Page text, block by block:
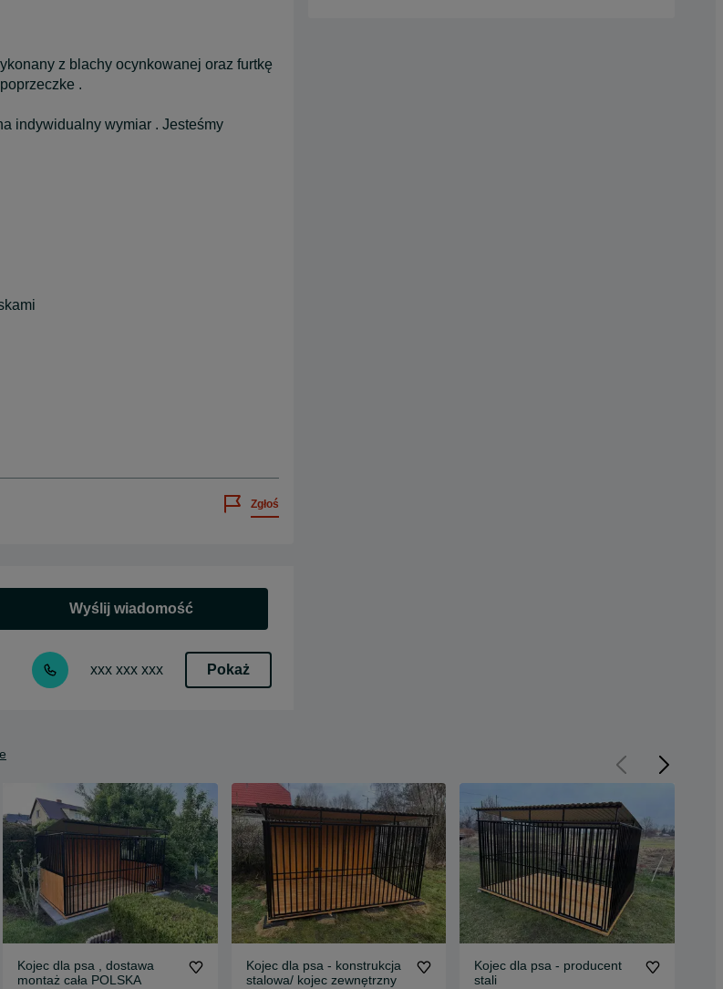
z blachy ocynkowanej oraz furtkę
.
indywidualny wymiar . Jesteśmy
Zgłoś
Wyślij wiadomość
xxx xxx xxx Pokaż
Kojec dla psa , dostawa
montaż cała POLSKA
Kojec dla psa - konstrukcja
stalowa/ kojec zewnętrzny
Kojec dla psa - producent
stali